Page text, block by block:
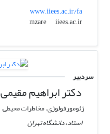
www.iiees.ac.ir/fa
mzare
iiees.ac.ir
سردبیر
دکتر ابراهیم مقیمی
ژئومورفولوژی، مخاطرات محیطی
استاد، دانشگاه تهران